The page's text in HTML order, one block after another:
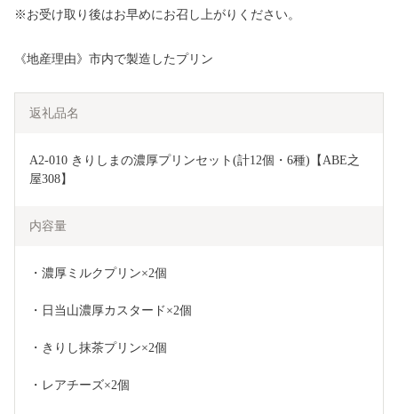
※お受け取り後はお早めにお召し上がりください。
《地産理由》市内で製造したプリン
返礼品名
A2-010 きりしまの濃厚プリンセット(計12個・6種)【ABE之
屋308】
内容量
・濃厚ミルクプリン×2個
・日当山濃厚カスタード×2個
・きりし抹茶プリン×2個
・レアチーズ×2個